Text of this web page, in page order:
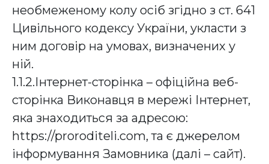
необмеженому колу осіб згідно з ст. 641
Цивільного кодексу України, укласти з
ним договір на умовах, визначених у
ній.
1.1.2.Інтернет-сторінка – офіційна веб-
сторінка Виконавця в мережі Інтернет,
яка знаходиться за адресою:
https://proroditeli.com, та є джерелом
інформування Замовника (далі – сайт).